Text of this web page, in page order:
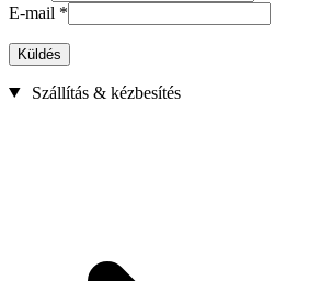
E-mail *
Küldés
Szállítás & kézbesítés